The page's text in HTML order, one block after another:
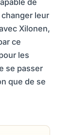
de
leur
Xilonen,
ce
les
se passer
que de se